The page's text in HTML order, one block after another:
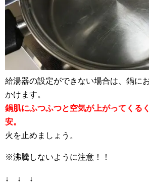
給湯器の設定ができない場合は、鍋に
かけます。
鍋肌にふつふつと空気が上がってくる
安。
火を止めましょう。
※沸騰しないように注意！！
↓ ↓ ↓